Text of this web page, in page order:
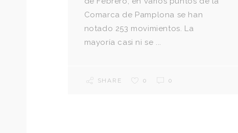
Comarca de Pamplona se han
notado 253 movimientos. La
mayoría casi ni se ...
SHARE 0 0